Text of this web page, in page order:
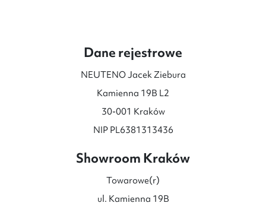
Dane rejestrowe
NEUTENO Jacek Ziebura
Kamienna 19B L2
30-001 Kraków
NIP PL6381313436
Showroom Kraków
Towarowe(r)
ul. Kamienna 19B